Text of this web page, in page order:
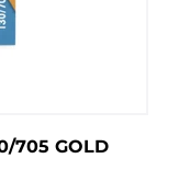
705 GOLD